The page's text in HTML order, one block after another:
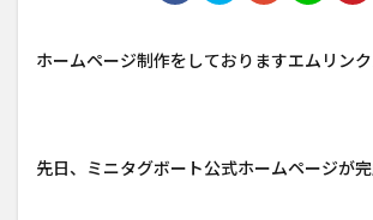
ホームページ制作をしておりますエムリンク
先日、ミニタグボート公式ホームページが完